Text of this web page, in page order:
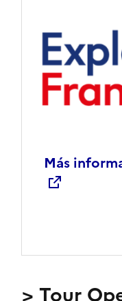
Más
> Tour